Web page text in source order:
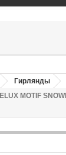
Гирлянды
MOTIF